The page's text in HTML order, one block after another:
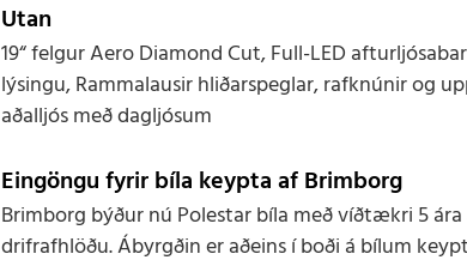
Utan
19“ felgur Aero Diamond Cut, Full-LED
lýsingu, Rammalausir hliðarspeglar, rafknúnir og
aðalljós með dagljósum
Eingöngu fyrir bíla keypta af Brimborg
Brimborg býður nú Polestar bíla með víðtækri 5
drifrafhlöðu. Ábyrgðin er aðeins í boði á bílum